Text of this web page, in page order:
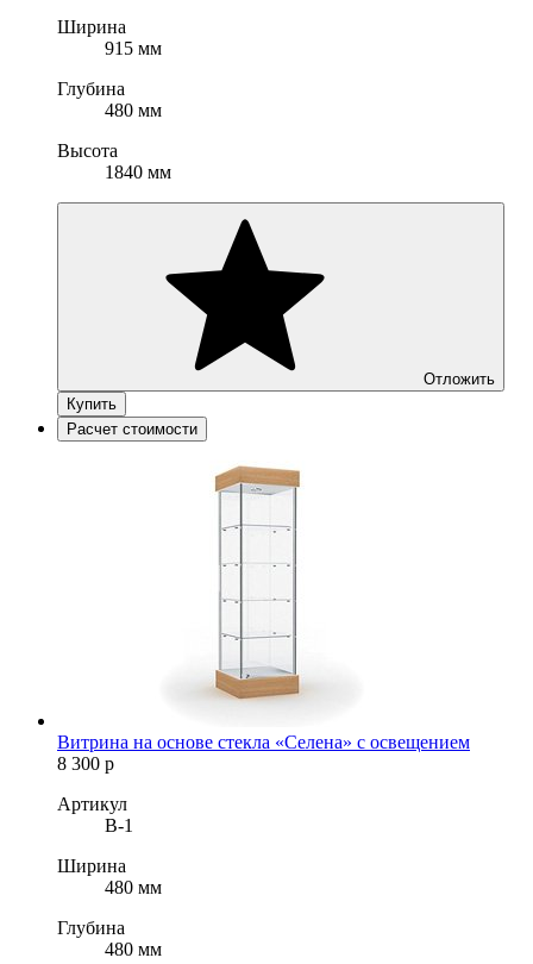
Ширина
915 мм
Глубина
480 мм
Высота
1840 мм
Отложить
Купить
Расчет стоимости
Витрина на основе стекла «Селена» с освещением
8 300 р
Артикул
B-1
Ширина
480 мм
Глубина
480 мм